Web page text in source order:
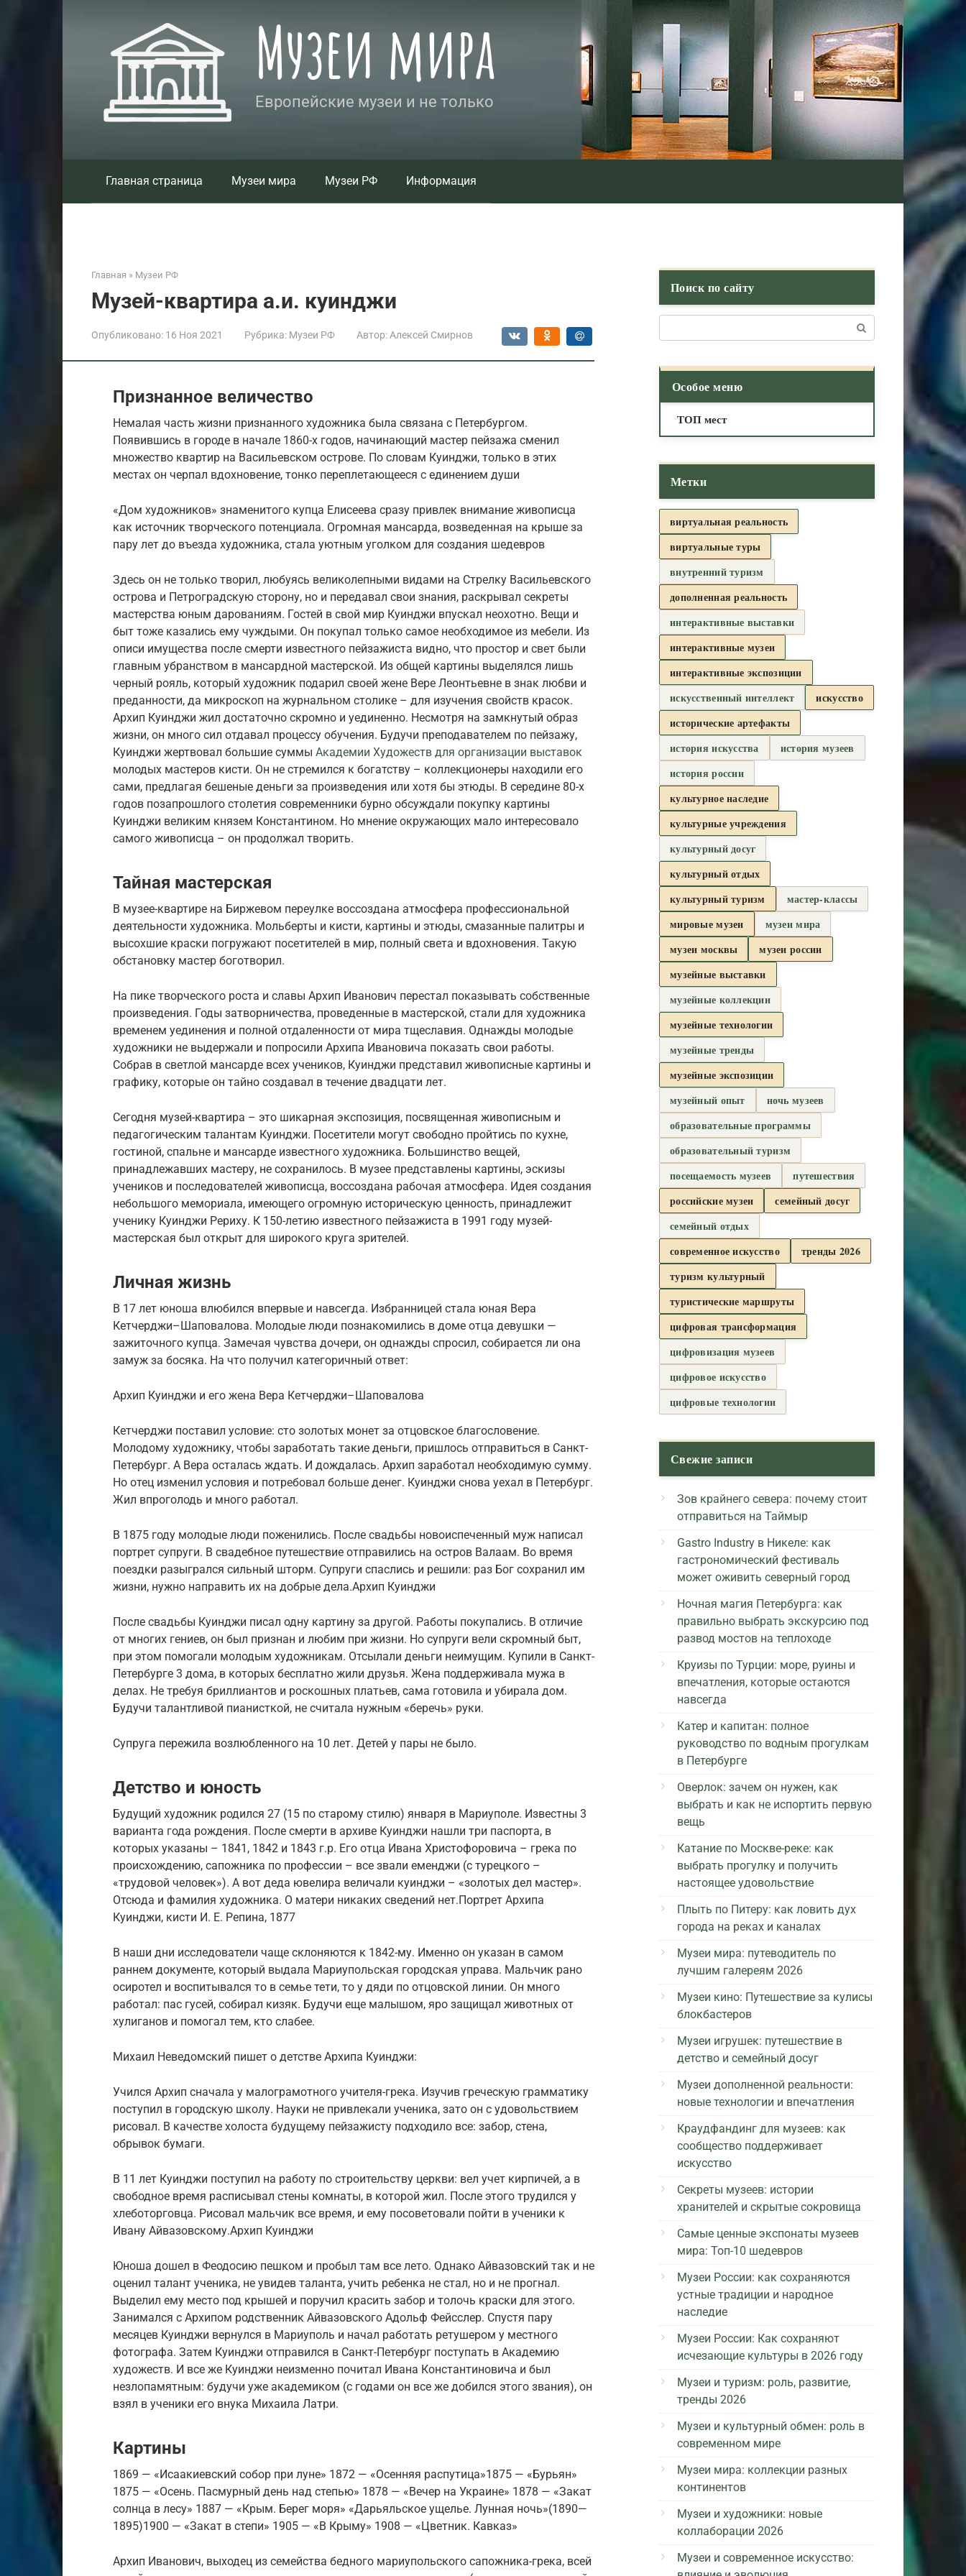
Музеи мира
Европейские музеи и не только
Главная страница Музеи мира Музеи РФ Информация
Главная » Музеи РФ
Музей-квартира а.и. куинджи
Опубликовано: 16 Ноя 2021 Рубрика: Музеи РФ Автор: Алексей Смирнов
Признанное величество
Немалая часть жизни признанного художника была связана с Петербургом.
Появившись в городе в начале 1860-х годов, начинающий мастер пейзажа сменил
множество квартир на Васильевском острове. По словам Куинджи, только в этих
местах он черпал вдохновение, тонко переплетающееся с единением души
«Дом художников» знаменитого купца Елисеева сразу привлек внимание живописца
как источник творческого потенциала. Огромная мансарда, возведенная на крыше за
пару лет до въезда художника, стала уютным уголком для создания шедевров
Здесь он не только творил, любуясь великолепными видами на Стрелку Васильевского
острова и Петроградскую сторону, но и передавал свои знания, раскрывал секреты
мастерства юным дарованиям. Гостей в свой мир Куинджи впускал неохотно. Вещи и
быт тоже казались ему чуждыми. Он покупал только самое необходимое из мебели. Из
описи имущества после смерти известного пейзажиста видно, что простор и свет были
главным убранством в мансардной мастерской. Из общей картины выделялся лишь
черный рояль, который художник подарил своей жене Вере Леонтьевне в знак любви и
преданности, да микроскоп на журнальном столике – для изучения свойств красок.
Архип Куинджи жил достаточно скромно и уединенно. Несмотря на замкнутый образ
жизни, он много сил отдавал процессу обучения. Будучи преподавателем по пейзажу,
Куинджи жертвовал большие суммы Академии Художеств для организации выставок
молодых мастеров кисти. Он не стремился к богатству – коллекционеры находили его
сами, предлагая бешеные деньги за произведения или хотя бы этюды. В середине 80-х
годов позапрошлого столетия современники бурно обсуждали покупку картины
Куинджи великим князем Константином. Но мнение окружающих мало интересовало
самого живописца – он продолжал творить.
Тайная мастерская
В музее-квартире на Биржевом переулке воссоздана атмосфера профессиональной
деятельности художника. Мольберты и кисти, картины и этюды, смазанные палитры и
высохшие краски погружают посетителей в мир, полный света и вдохновения. Такую
обстановку мастер боготворил.
На пике творческого роста и славы Архип Иванович перестал показывать собственные
произведения. Годы затворничества, проведенные в мастерской, стали для художника
временем уединения и полной отдаленности от мира тщеславия. Однажды молодые
художники не выдержали и попросили Архипа Ивановича показать свои работы.
Собрав в светлой мансарде всех учеников, Куинджи представил живописные картины и
графику, которые он тайно создавал в течение двадцати лет.
Сегодня музей-квартира – это шикарная экспозиция, посвященная живописным и
педагогическим талантам Куинджи. Посетители могут свободно пройтись по кухне,
гостиной, спальне и мансарде известного художника. Большинство вещей,
принадлежавших мастеру, не сохранилось. В музее представлены картины, эскизы
учеников и последователей живописца, воссоздана рабочая атмосфера. Идея создания
небольшого мемориала, имеющего огромную историческую ценность, принадлежит
ученику Куинджи Рериху. К 150-летию известного пейзажиста в 1991 году музей-
мастерская был открыт для широкого круга зрителей.
Личная жизнь
В 17 лет юноша влюбился впервые и навсегда. Избранницей стала юная Вера
Кетчерджи–Шаповалова. Молодые люди познакомились в доме отца девушки —
зажиточного купца. Замечая чувства дочери, он однажды спросил, собирается ли она
замуж за босяка. На что получил категоричный ответ:
Архип Куинджи и его жена Вера Кетчерджи–Шаповалова
Кетчерджи поставил условие: сто золотых монет за отцовское благословение.
Молодому художнику, чтобы заработать такие деньги, пришлось отправиться в Санкт-
Петербург. А Вера осталась ждать. И дождалась. Архип заработал необходимую сумму.
Но отец изменил условия и потребовал больше денег. Куинджи снова уехал в Петербург.
Жил впроголодь и много работал.
В 1875 году молодые люди поженились. После свадьбы новоиспеченный муж написал
портрет супруги. В свадебное путешествие отправились на остров Валаам. Во время
поездки разыгрался сильный шторм. Супруги спаслись и решили: раз Бог сохранил им
жизни, нужно направить их на добрые дела.Архип Куинджи
После свадьбы Куинджи писал одну картину за другой. Работы покупались. В отличие
от многих гениев, он был признан и любим при жизни. Но супруги вели скромный быт,
при этом помогали молодым художникам. Отсылали деньги неимущим. Купили в Санкт-
Петербурге 3 дома, в которых бесплатно жили друзья. Жена поддерживала мужа в
делах. Не требуя бриллиантов и роскошных платьев, сама готовила и убирала дом.
Будучи талантливой пианисткой, не считала нужным «беречь» руки.
Супруга пережила возлюбленного на 10 лет. Детей у пары не было.
Детство и юность
Будущий художник родился 27 (15 по старому стилю) января в Мариуполе. Известны 3
варианта года рождения. После смерти в архиве Куинджи нашли три паспорта, в
которых указаны – 1841, 1842 и 1843 г.р. Его отца Ивана Христофоровича – грека по
происхождению, сапожника по профессии – все звали еменджи (с турецкого –
«трудовой человек»). А вот деда ювелира величали куинджи – «золотых дел мастер».
Отсюда и фамилия художника. О матери никаких сведений нет.Портрет Архипа
Куинджи, кисти И. Е. Репина, 1877
В наши дни исследователи чаще склоняются к 1842-му. Именно он указан в самом
раннем документе, который выдала Мариупольская городская управа. Мальчик рано
осиротел и воспитывался то в семье тети, то у дяди по отцовской линии. Он много
работал: пас гусей, собирал кизяк. Будучи еще малышом, яро защищал животных от
хулиганов и помогал тем, кто слабее.
Михаил Неведомский пишет о детстве Архипа Куинджи:
Учился Архип сначала у малограмотного учителя-грека. Изучив греческую грамматику
поступил в городскую школу. Науки не привлекали ученика, зато он с удовольствием
рисовал. В качестве холоста будущему пейзажисту подходило все: забор, стена,
обрывок бумаги.
В 11 лет Куинджи поступил на работу по строительству церкви: вел учет кирпичей, а в
свободное время расписывал стены комнаты, в которой жил. После этого трудился у
хлеботорговца. Рисовал мальчик все время, и ему посоветовали пойти в ученики к
Ивану Айвазовскому.Архип Куинджи
Юноша дошел в Феодосию пешком и пробыл там все лето. Однако Айвазовский так и не
оценил талант ученика, не увидев таланта, учить ребенка не стал, но и не прогнал.
Выделил ему место под крышей и поручил красить забор и толочь краски для этого.
Занимался с Архипом родственник Айвазовского Адольф Фейсслер. Спустя пару
месяцев Куинджи вернулся в Мариуполь и начал работать ретушером у местного
фотографа. Затем Куинджи отправился в Санкт-Петербург поступать в Академию
художеств. И все же Куинджи неизменно почитал Ивана Константиновича и был
незлопамятным: будучи уже академиком (с годами он все же добился этого звания), он
взял в ученики его внука Михаила Латри.
Картины
1869 — «Исаакиевский собор при луне» 1872 — «Осенняя распутица»1875 — «Бурьян»
1875 — «Осень. Пасмурный день над степью» 1878 — «Вечер на Украине» 1878 — «Закат
солнца в лесу» 1887 — «Крым. Берег моря» «Дарьяльское ущелье. Лунная ночь»(1890—
1895)1900 — «Закат в степи» 1905 — «В Крыму» 1908 — «Цветник. Кавказ»
Архип Иванович, выходец из семейства бедного мариупольского сапожника-грека, всей
Поиск по сайту
Особое меню
ТОП мест
Метки
виртуальная реальность
виртуальные туры
внутренний туризм
дополненная реальность
интерактивные выставки
интерактивные музеи
интерактивные экспозиции
искусственный интеллект
искусство
исторические артефакты
история искусства
история музеев
история россии
культурное наследие
культурные учреждения
культурный досуг
культурный отдых
культурный туризм
мастер-классы
мировые музеи
музеи мира
музеи москвы
музеи россии
музейные выставки
музейные коллекции
музейные технологии
музейные тренды
музейные экспозиции
музейный опыт
ночь музеев
образовательные программы
образовательный туризм
посещаемость музеев
путешествия
российские музеи
семейный досуг
семейный отдых
современное искусство
тренды 2026
туризм культурный
туристические маршруты
цифровая трансформация
цифровизация музеев
цифровое искусство
цифровые технологии
Свежие записи
Зов крайнего севера: почему стоит
отправиться на Таймыр
Gastro Industry в Никеле: как
гастрономический фестиваль
может оживить северный город
Ночная магия Петербурга: как
правильно выбрать экскурсию под
развод мостов на теплоходе
Круизы по Турции: море, руины и
впечатления, которые остаются
навсегда
Катер и капитан: полное
руководство по водным прогулкам
в Петербурге
Оверлок: зачем он нужен, как
выбрать и как не испортить первую
вещь
Катание по Москве-реке: как
выбрать прогулку и получить
настоящее удовольствие
Плыть по Питеру: как ловить дух
города на реках и каналах
Музеи мира: путеводитель по
лучшим галереям 2026
Музеи кино: Путешествие за кулисы
блокбастеров
Музеи игрушек: путешествие в
детство и семейный досуг
Музеи дополненной реальности:
новые технологии и впечатления
Краудфандинг для музеев: как
сообщество поддерживает
искусство
Секреты музеев: истории
хранителей и скрытые сокровища
Самые ценные экспонаты музеев
мира: Топ-10 шедевров
Музеи России: как сохраняются
устные традиции и народное
наследие
Музеи России: Как сохраняют
исчезающие культуры в 2026 году
Музеи и туризм: роль, развитие,
тренды 2026
Музеи и культурный обмен: роль в
современном мире
Музеи мира: коллекции разных
континентов
Музеи и художники: новые
коллаборации 2026
Музеи и современное искусство: